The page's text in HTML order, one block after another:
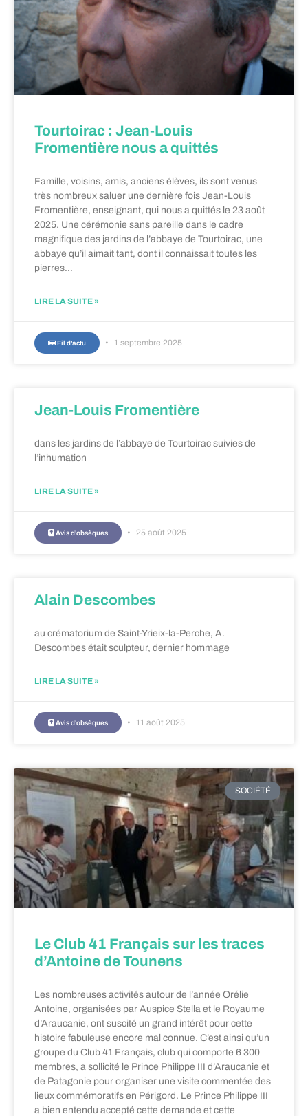
Tourtoirac : Jean-Louis
Fromentière nous a quittés
Famille, voisins, amis, anciens élèves, ils sont venus
très nombreux saluer une dernière fois Jean-Louis
Fromentière, enseignant, qui nous a quittés le 23 août
2025. Une cérémonie sans pareille dans le cadre
magnifique des jardins de l’abbaye de Tourtoirac, une
abbaye qu’il aimait tant, dont il connaissait toutes les
pierres…
LIRE LA SUITE »
Fil d'actu 1 septembre 2025
Jean-Louis Fromentière
dans les jardins de l’abbaye de Tourtoirac suivies de
l’inhumation
LIRE LA SUITE »
Avis d'obsèques 25 août 2025
Alain Descombes
au crématorium de Saint-Yrieix-la-Perche, A.
Descombes était sculpteur, dernier hommage
LIRE LA SUITE »
Avis d'obsèques 11 août 2025
SOCIÉTÉ
Le Club 41 Français sur les traces
d’Antoine de Tounens
Les nombreuses activités autour de l’année Orélie
Antoine, organisées par Auspice Stella et le Royaume
d’Araucanie, ont suscité un grand intérêt pour cette
histoire fabuleuse encore mal connue. C’est ainsi qu’un
groupe du Club 41 Français, club qui comporte 6 300
membres, a sollicité le Prince Philippe III d’Araucanie et
de Patagonie pour organiser une visite commentée des
lieux commémoratifs en Périgord. Le Prince Philippe III
a bien entendu accepté cette demande et cette